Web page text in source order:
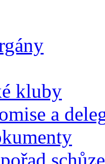
kluby
a
schůze